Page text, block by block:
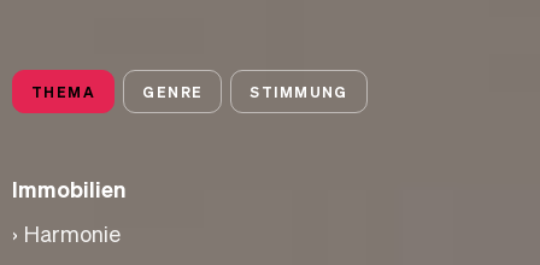
THEMA GENRE STIMMUNG
Immobilien
Harmonie